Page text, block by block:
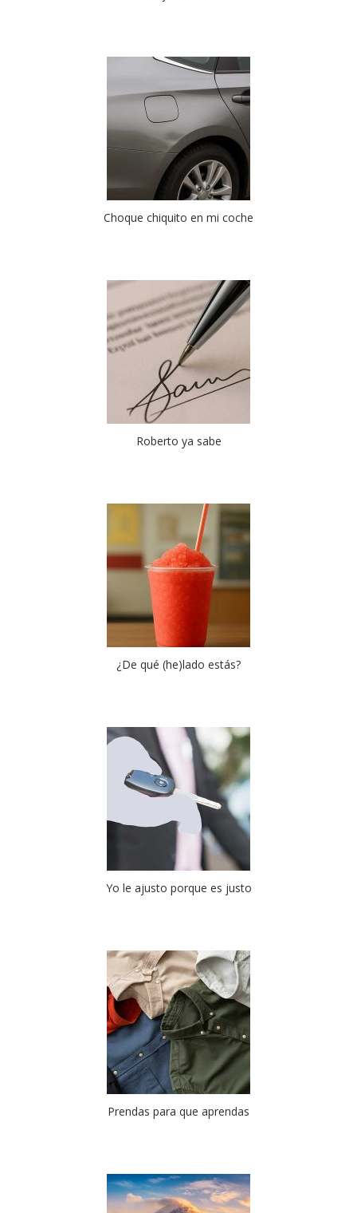
Choque chiquito en mi coche
Roberto ya sabe
¿De qué (he)lado estás?
Yo le ajusto porque es justo
Prendas para que aprendas